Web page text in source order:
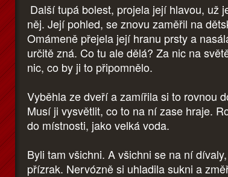
Další tupá bolest, projela její hlavou, už
něj. Její pohled, se znovu zaměřil na
Omámeně přejela její hranu prsty a
určitě zná. Co tu ale dělá? Za nic na
nic, co by ji to připomnělo.
Vyběhla ze dveří a zamířila si to rovnou
Musí ji vysvětlit, co to na ní zase hraje.
do místnosti, jako velká voda.
Byli tam všichni. A všichni se na ní
přízrak. Nervózně si uhladila sukni a